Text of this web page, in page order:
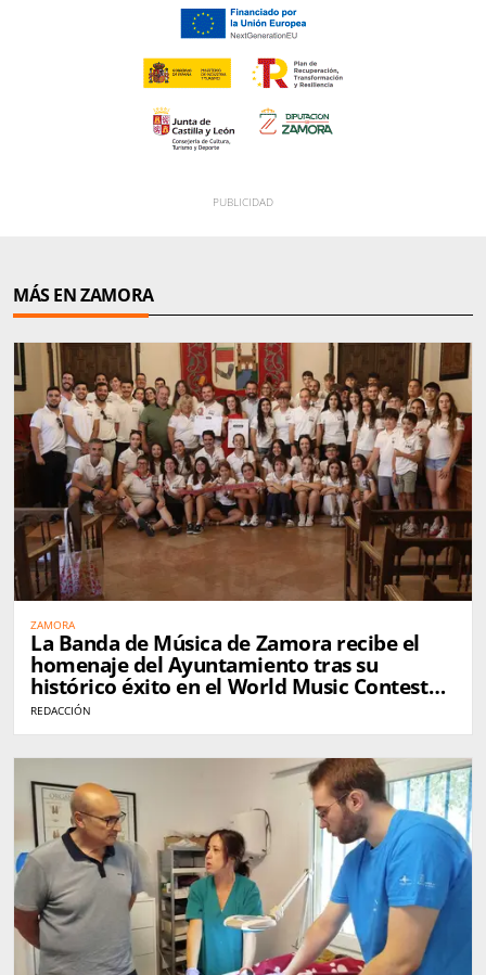
MÁS EN ZAMORA
ZAMORA
La Banda de Música de Zamora recibe el
homenaje del Ayuntamiento tras su
histórico éxito en el World Music Contest
de Kerkrade
REDACCIÓN